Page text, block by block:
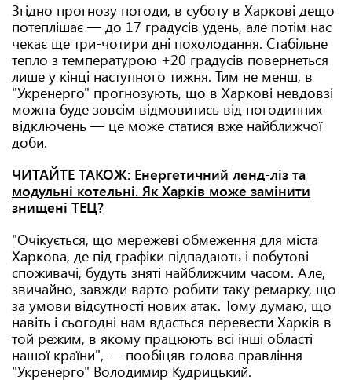
Згідно прогнозу погоди, в суботу в Харкові дещо
потеплішає — до 17 градусів удень, але потім нас
чекає ще три-чотири дні похолодання. Стабільне
тепло з температурою +20 градусів повернеться
лише у кінці наступного тижня. Тим не менш, в
"Укренерго" прогнозують, що в Харкові невдовзі
можна буде зовсім відмовитись від погодинних
відключень — це може статися вже найближчої
доби.
ЧИТАЙТЕ ТАКОЖ: Енергетичний ленд-ліз та
модульні котельні. Як Харків може замінити
знищені ТЕЦ?
"Очікується, що мережеві обмеження для міста
Харкова, де під графіки підпадають і побутові
споживачі, будуть зняті найближчим часом. Але,
звичайно, завжди варто робити таку ремарку, що
за умови відсутності нових атак. Тому думаю, що
навіть і сьогодні нам вдасться перевести Харків в
той режим, в якому працюють всі інші області
нашої країни", — пообіцяв голова правління
"Укренерго" Володимир Кудрицький.